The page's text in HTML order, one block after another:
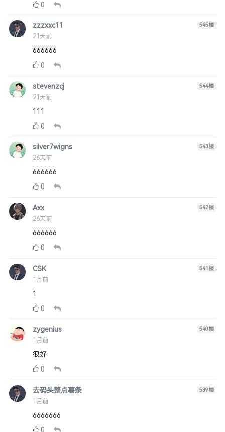
0
zzzxxc11
21天前
545楼
666666
0
stevenzcj
21天前
544楼
111
0
silver7wigns
26天前
543楼
666666
0
Axx
26天前
542楼
666666
0
CSK
1月前
541楼
1
0
zygenius
1月前
540楼
很好
0
去码头整点薯条
1月前
539楼
6666666
0